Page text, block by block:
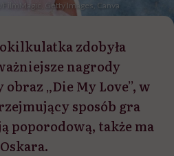
Getty Images, Canva
zdobyła
nagrody
„Die My Love”, w
sposób gra
poporodową, także ma